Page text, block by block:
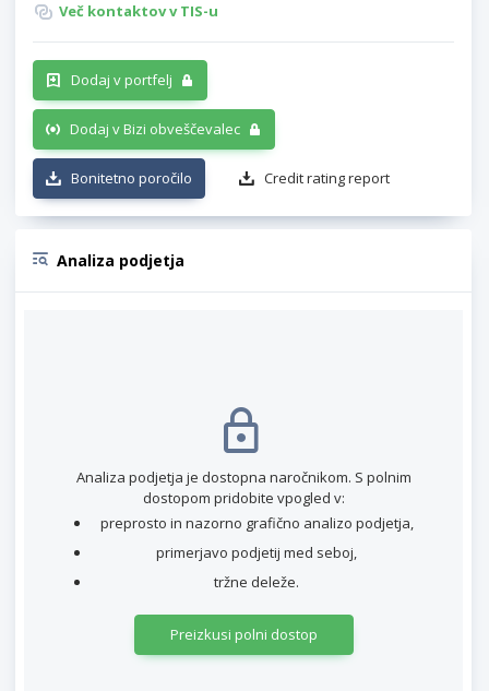
Več kontaktov v TIS-u
Dodaj v portfelj
Dodaj v Bizi obveščevalec
Bonitetno poročilo Credit rating report
Analiza podjetja
Analiza podjetja je dostopna naročnikom. S polnim
dostopom pridobite vpogled v:
preprosto in nazorno grafično analizo podjetja,
primerjavo podjetij med seboj,
tržne deleže.
Preizkusi polni dostop